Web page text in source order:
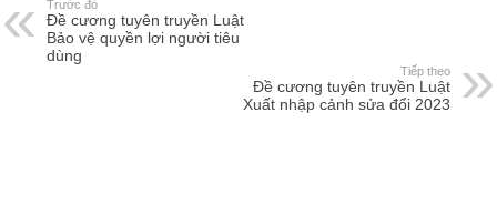
Trước đó
Đề cương tuyên truyền Luật
Bảo vệ quyền lợi người tiêu
dùng
Tiếp theo
Đề cương tuyên truyền Luật
Xuất nhập cảnh sửa đổi 2023